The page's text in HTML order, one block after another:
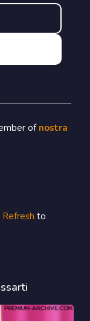
of nostra
Refresh to